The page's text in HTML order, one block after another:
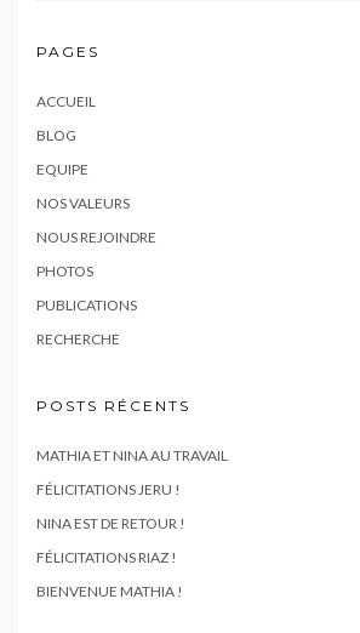
PAGES
ACCUEIL
BLOG
EQUIPE
NOS VALEURS
NOUS REJOINDRE
PHOTOS
PUBLICATIONS
RECHERCHE
POSTS RÉCENTS
MATHIA ET NINA AU TRAVAIL
FÉLICITATIONS JERU !
NINA EST DE RETOUR !
FÉLICITATIONS RIAZ !
BIENVENUE MATHIA !